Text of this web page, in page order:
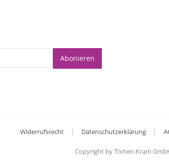
Abonieren
Widerrufsrecht | Datenschutzerklärung |
Copyright by Torten-Kram